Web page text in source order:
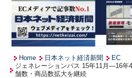
Home 日本ネット経済新聞
EC
ジェネレーションパス 15年11月―16年
舗数・商品数拡大を継続